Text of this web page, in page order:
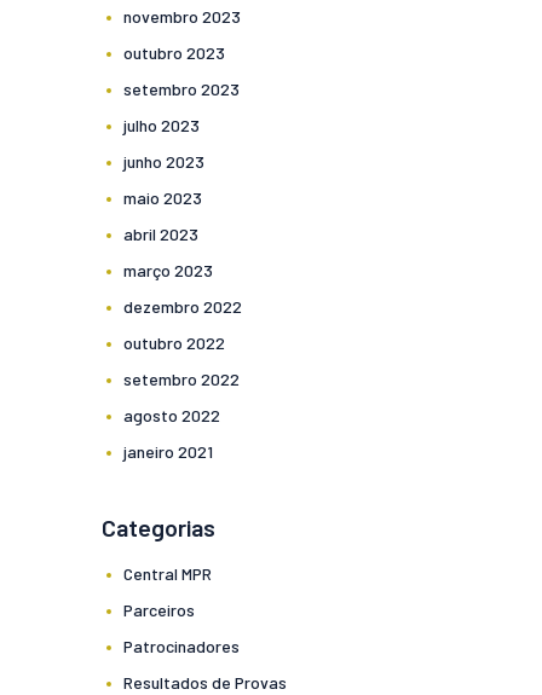
novembro 2023
outubro 2023
setembro 2023
julho 2023
junho 2023
maio 2023
abril 2023
março 2023
dezembro 2022
outubro 2022
setembro 2022
agosto 2022
janeiro 2021
Categorias
Central MPR
Parceiros
Patrocinadores
Resultados de Provas